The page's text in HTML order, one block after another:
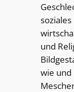
und
wie und